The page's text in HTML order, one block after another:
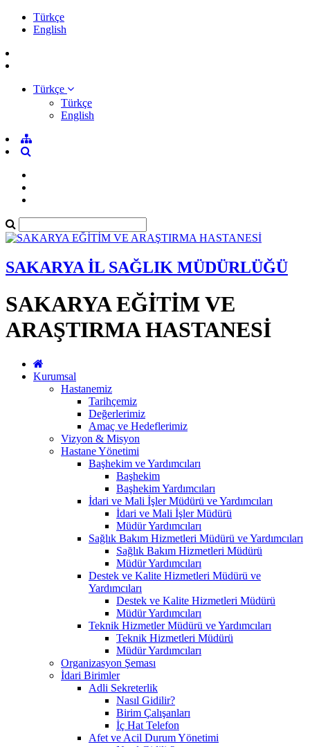
Türkçe
English
Türkçe
Türkçe
English
SAKARYA İL SAĞLIK MÜDÜRLÜĞÜ
SAKARYA EĞİTİM VE
ARAŞTIRMA HASTANESİ
Kurumsal
Hastanemiz
Tarihçemiz
Değerlerimiz
Amaç ve Hedeflerimiz
Vizyon & Misyon
Hastane Yönetimi
Başhekim ve Yardımcıları
Başhekim
Başhekim Yardımcıları
İdari ve Mali İşler Müdürü ve Yardımcıları
İdari ve Mali İşler Müdürü
Müdür Yardımcıları
Sağlık Bakım Hizmetleri Müdürü ve Yardımcıları
Sağlık Bakım Hizmetleri Müdürü
Müdür Yardımcıları
Destek ve Kalite Hizmetleri Müdürü ve
Yardımcıları
Destek ve Kalite Hizmetleri Müdürü
Müdür Yardımcıları
Teknik Hizmetler Müdürü ve Yardımcıları
Teknik Hizmetleri Müdürü
Müdür Yardımcıları
Organizasyon Şeması
İdari Birimler
Adli Sekreterlik
Nasıl Gidilir?
Birim Çalışanları
İç Hat Telefon
Afet ve Acil Durum Yönetimi